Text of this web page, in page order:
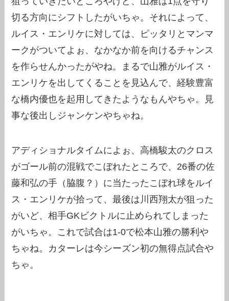
切る方向にシフトしたがいちゃ。それによって、
ルイス・エンリケに対しては、ピッタリとマンマ
ークがついてよぉ、なかなか前を向けるチャンス
を作らせんかったがやね。まるで山雅がルイス・
エンリケを出してくることを見込んで、経験豊富
な橋内優也を起用してきたようなもんやちゃ。見
事な後出しジャンケンやちゃね。
アディショナルタイムによぉ、高橋駿太のクロス
がゴール前の混戦でこぼれたところで、26番の佐
藤和弘の手（脇腹？）に当たったこぼれ球をルイ
ス・エンリケが拾って、最後は川西翔太が狙った
がいど、相手GKビクトルに止められてしまった
がいちゃ。これで試合は1-0で松本山雅の勝利や
ちゃね。カターレは今シーズン初の無得点試合や
ちゃ。